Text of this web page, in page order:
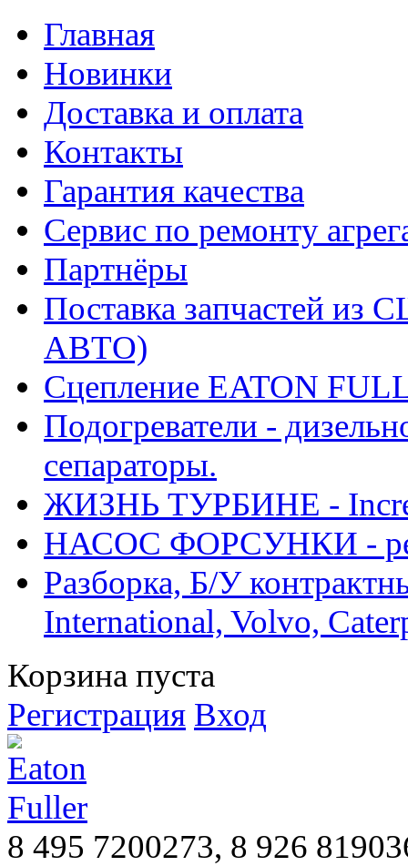
Главная
Новинки
Доставка и оплата
Контакты
Гарантия качества
Сервис по ремонту
Партнёры
Поставка запчастей
АВТО)
Сцепление EATON
Подогреватели -
сепараторы.
ЖИЗНЬ ТУРБИНЕ -
НАСОС ФОРСУНКИ -
Разборка, Б/У
International, Volvo,
Корзина пуста
Регистрация Вход
8 495 7200273, 8 926